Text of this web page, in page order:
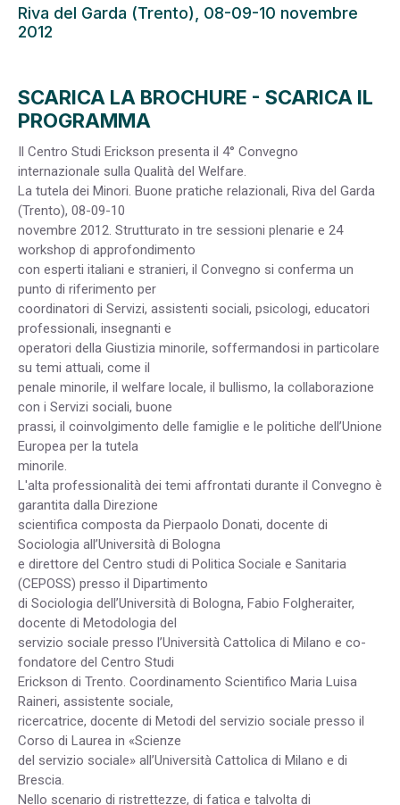
Riva del Garda (Trento), 08-09-10 novembre
2012
SCARICA LA BROCHURE - SCARICA IL
PROGRAMMA
Il Centro Studi Erickson presenta il 4° Convegno
internazionale sulla Qualità del Welfare.
La tutela dei Minori. Buone pratiche relazionali, Riva del Garda
(Trento), 08-09-10
novembre 2012. Strutturato in tre sessioni plenarie e 24
workshop di approfondimento
con esperti italiani e stranieri, il Convegno si conferma un
punto di riferimento per
coordinatori di Servizi, assistenti sociali, psicologi, educatori
professionali, insegnanti e
operatori della Giustizia minorile, soffermandosi in particolare
su temi attuali, come il
penale minorile, il welfare locale, il bullismo, la collaborazione
con i Servizi sociali, buone
prassi, il coinvolgimento delle famiglie e le politiche dell’Unione
Europea per la tutela
minorile.
L'alta professionalità dei temi affrontati durante il Convegno è
garantita dalla Direzione
scientifica composta da Pierpaolo Donati, docente di
Sociologia all’Università di Bologna
e direttore del Centro studi di Politica Sociale e Sanitaria
(CEPOSS) presso il Dipartimento
di Sociologia dell’Università di Bologna, Fabio Folgheraiter,
docente di Metodologia del
servizio sociale presso l’Università Cattolica di Milano e co-
fondatore del Centro Studi
Erickson di Trento. Coordinamento Scientifico Maria Luisa
Raineri, assistente sociale,
ricercatrice, docente di Metodi del servizio sociale presso il
Corso di Laurea in «Scienze
del servizio sociale» all’Università Cattolica di Milano e di
Brescia.
Nello scenario di ristrettezze, di fatica e talvolta di